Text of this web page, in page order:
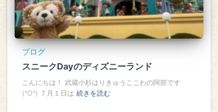
ブログ
スニークDayのディズニーランド
こんにちは！ 武蔵小杉はりきゅうここわの阿部です
(^O^) ７月１日は 続きを読む